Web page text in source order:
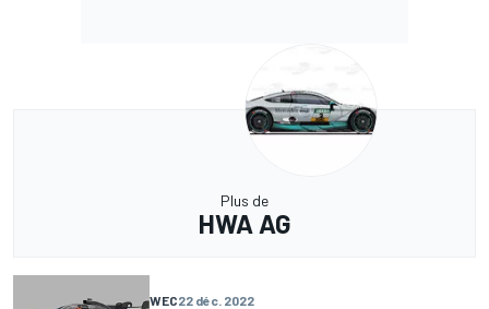
Plus de
HWA AG
WEC22 déc. 2022